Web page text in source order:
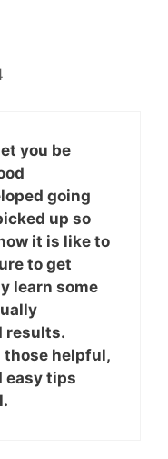
you be
going
up so
it is like to
to get
learn some
results.
those helpful,
easy tips